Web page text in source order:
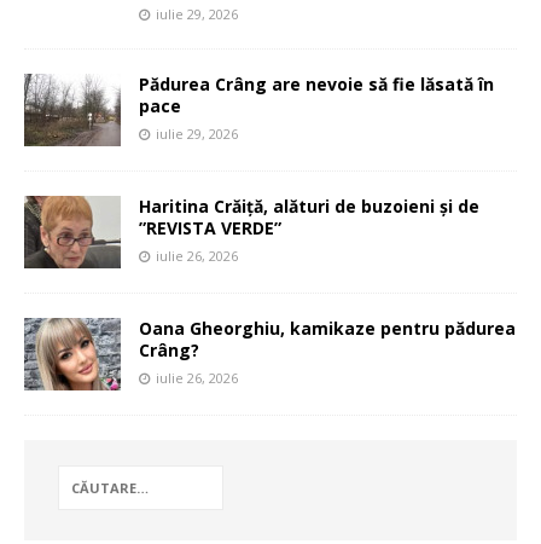
iulie 29, 2026
Pădurea Crâng are nevoie să fie lăsată în
pace
iulie 29, 2026
Haritina Crăiță, alături de buzoieni și de
”REVISTA VERDE”
iulie 26, 2026
Oana Gheorghiu, kamikaze pentru pădurea
Crâng?
iulie 26, 2026